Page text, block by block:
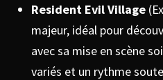
Resident Evil Village
majeur, idéal pour
avec sa mise en scène
variés et un rythme